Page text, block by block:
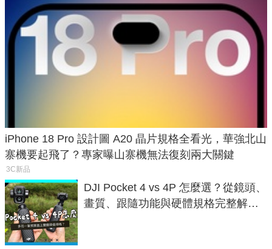
iPhone 18 Pro 設計圖 A20 晶片規格全看光，華強北山
寨機要起飛了？專家曝山寨機無法復刻兩大關鍵
3C新品
DJI Pocket 4 vs 4P 怎麼選？從鏡頭、
畫質、跟隨功能與硬體規格完整解